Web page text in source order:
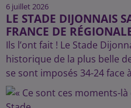
6 juillet 2026
LE STADE DIJONNAIS
FRANCE DE
Ils l’ont fait ! Le Stade
historique de la plus belle
se sont imposés 34-24 face